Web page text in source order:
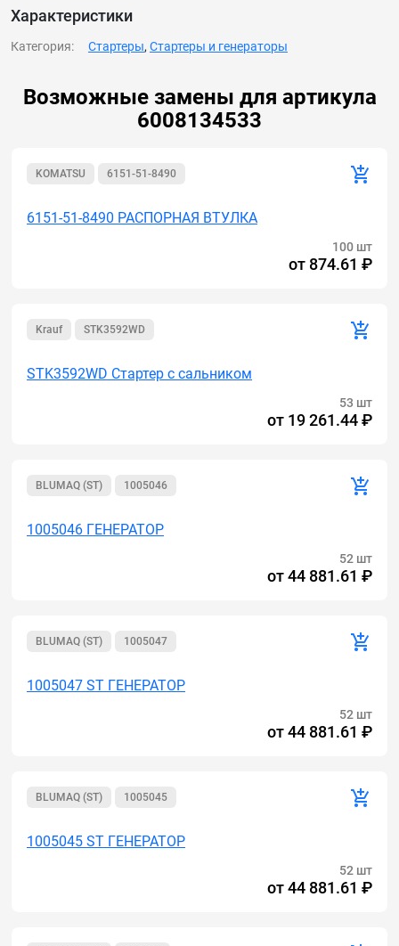
Возможные замены для артикула
6008134533
KOMATSU 6151-51-8490
6151-51-8490 РАСПОРНАЯ ВТУЛКА
100 шт
от 874.61 ₽
Krauf STK3592WD
STK3592WD Стартер с сальником
53 шт
от 19 261.44 ₽
BLUMAQ (ST) 1005046
1005046 ГЕНЕРАТОР
52 шт
от44 881.61 ₽
BLUMAQ (ST) 1005047
1005047 ST ГЕНЕРАТОР
52 шт
от44 881.61 ₽
BLUMAQ (ST) 1005045
1005045 ST ГЕНЕРАТОР
52 шт
от44 881.61 ₽
Доставим 6008134533 Стартер по России и СНГ.
Характеристики
Категория: Стартеры, Стартеры и генераторы